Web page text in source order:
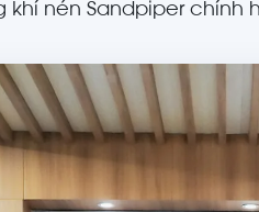
khí nén Sandpiper chính